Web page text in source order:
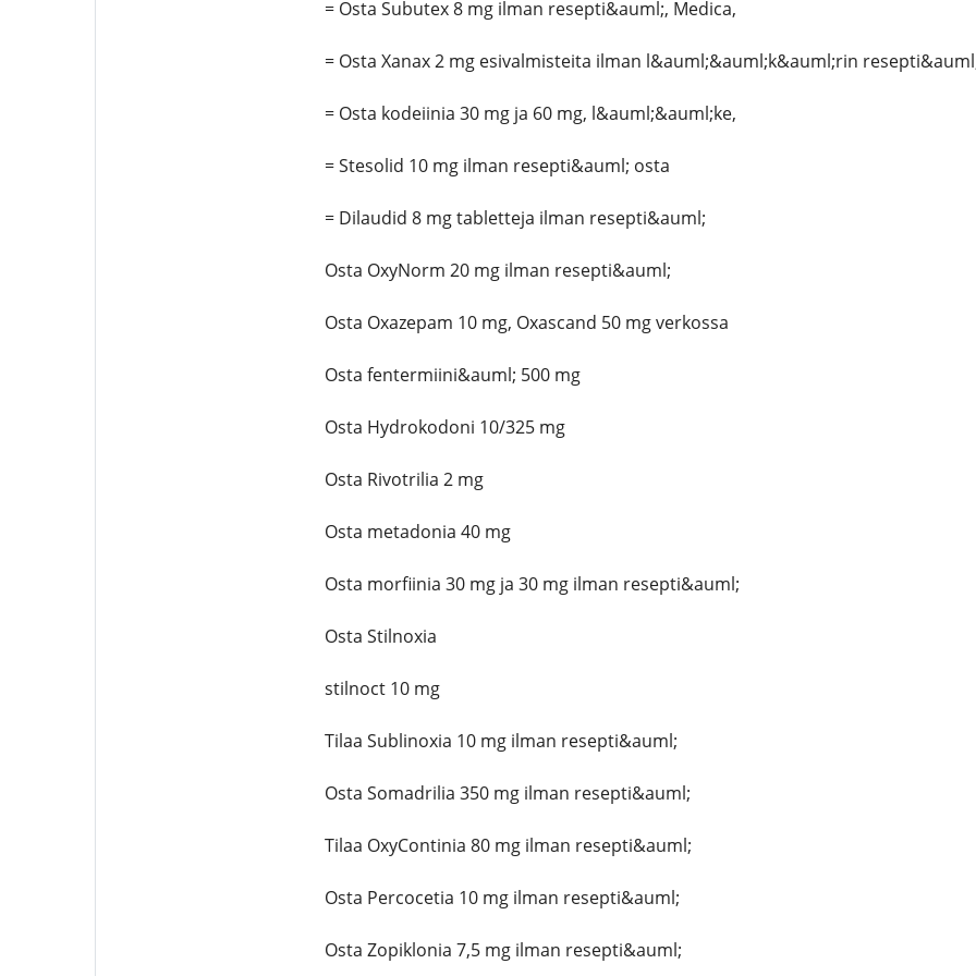
= Osta Subutex 8 mg ilman resepti&auml;, Medica,
= Osta Xanax 2 mg esivalmisteita ilman l&auml;&auml;k&auml;rin
= Osta kodeiinia 30 mg ja 60 mg, l&auml;&auml;ke,
= Stesolid 10 mg ilman resepti&auml; osta
= Dilaudid 8 mg tabletteja ilman resepti&auml;
Osta OxyNorm 20 mg ilman resepti&auml;
Osta Oxazepam 10 mg, Oxascand 50 mg verkossa
Osta fentermiini&auml; 500 mg
Osta Hydrokodoni 10/325 mg
Osta Rivotrilia 2 mg
Osta metadonia 40 mg
Osta morfiinia 30 mg ja 30 mg ilman resepti&auml;
Osta Stilnoxia
stilnoct 10 mg
Tilaa Sublinoxia 10 mg ilman resepti&auml;
Osta Somadrilia 350 mg ilman resepti&auml;
Tilaa OxyContinia 80 mg ilman resepti&auml;
Osta Percocetia 10 mg ilman resepti&auml;
Osta Zopiklonia 7,5 mg ilman resepti&auml;